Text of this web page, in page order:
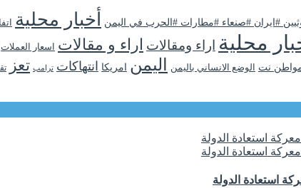
#ايران #صنعاء #مطارات #الحرب في اليمن أخبار محلية
محلية اراء ومقالات اراء و مقالات اسعار العملات
نت الوضع الانساني باليمن اليمن امريكا انتهاكات ترامب تعز
استعادة الدولة